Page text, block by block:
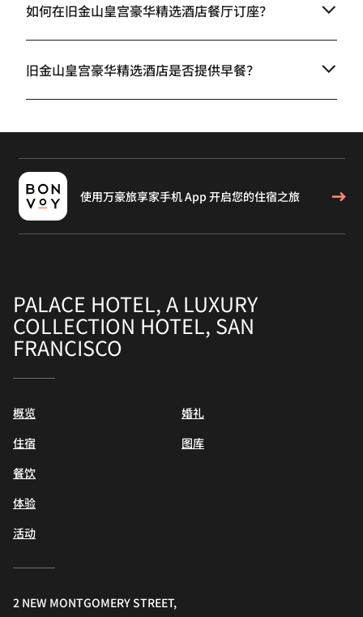
如何在旧金山皇宫豪华精选酒店餐厅订座？
旧金山皇宫豪华精选酒店是否提供早餐？
使用万豪旅享家手机 App 开启您的住宿之旅
PALACE HOTEL, A LUXURY
COLLECTION HOTEL, SAN
FRANCISCO
概览
住宿
餐饮
体验
活动
婚礼
图库
2 NEW MONTGOMERY STREET,